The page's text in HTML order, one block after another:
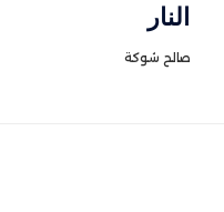
النار
صالح شوكة